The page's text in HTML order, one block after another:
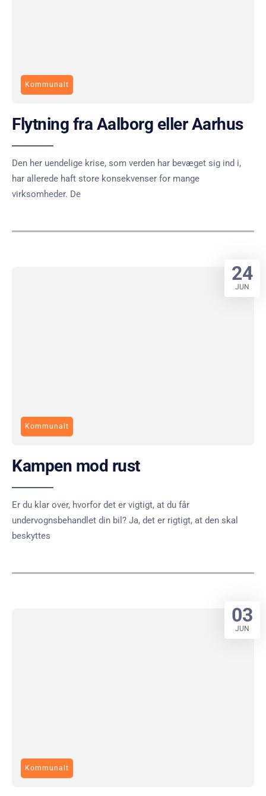
Kommunalt
Flytning fra Aalborg eller Aarhus
Den her uendelige krise, som verden har bevæget sig ind i,
har allerede haft store konsekvenser for mange
virksomheder. De
Kommunalt
Kampen mod rust
Er du klar over, hvorfor det er vigtigt, at du får
undervognsbehandlet din bil? Ja, det er rigtigt, at den skal
beskyttes
24
JUN
Kommunalt
03
JUN